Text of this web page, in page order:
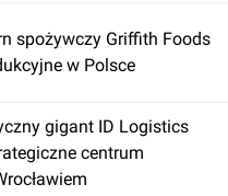
spożywczy Griffith Foods
w Polsce
gigant ID Logistics
centrum